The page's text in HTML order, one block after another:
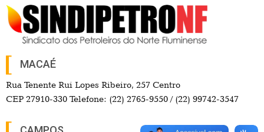
MACAÉ
Rua Tenente Rui Lopes Ribeiro, 257 Centro
CEP 27910-330 Telefone: (22) 2765-9550 / (22) 99742-3547